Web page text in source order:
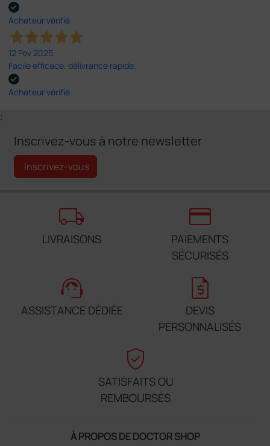
Acheteur vérifié
12 Fev 2025
Facile efficace. délivrance rapide.
Acheteur vérifié
;
Inscrivez-vous à notre newsletter
Inscrivez-vous
local_shipping
LIVRAISONS
credit_card
PAIEMENTS
SÉCURISÉS
support_agent
ASSISTANCE DÉDIÉE
request_quote
DEVIS
PERSONNALISÉS
verified_user
SATISFAITS OU
REMBOURSÉS
À PROPOS DE DOCTOR SHOP